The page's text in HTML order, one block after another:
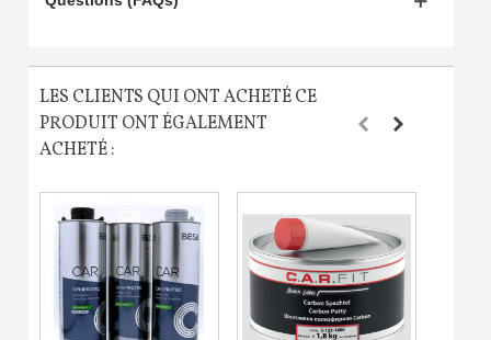
LES CLIENTS QUI ONT ACHETÉ CE
PRODUIT ONT ÉGALEMENT
ACHETÉ :